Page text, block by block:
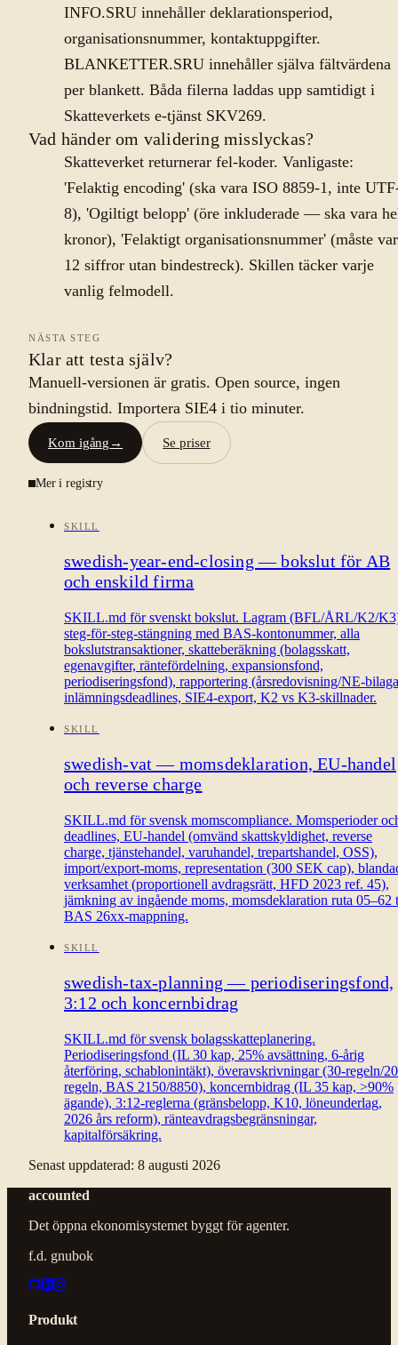
INFO.SRU innehåller deklarationsperiod,
organisationsnummer, kontaktuppgifter.
BLANKETTER.SRU innehåller själva fältvärdena
per blankett. Båda filerna laddas upp samtidigt i
Skatteverkets e-tjänst SKV269.
Vad händer om validering misslyckas?
Skatteverket returnerar fel-koder. Vanligaste:
'Felaktig encoding' (ska vara ISO 8859-1, inte
8), 'Ogiltigt belopp' (öre inkluderade — ska vara
kronor), 'Felaktigt organisationsnummer' (måste
12 siffror utan bindestreck). Skillen täcker varje
vanlig felmodell.
NÄSTA STEG
Klar att testa själv?
Manuell-versionen är gratis. Open source, ingen
bindningstid. Importera SIE4 i tio minuter.
Kom igång → Se priser
Mer i registry
SKILL
swedish-year-end-closing — bokslut för AB
och enskild firma
SKILL.md för svenskt bokslut. Lagram (BFL/ÅRL/K2/
steg-för-steg-stängning med BAS-kontonummer, alla
bokslutstransaktioner, skatteberäkning (bolagsskatt,
egenavgifter, räntefördelning, expansionsfond,
periodiseringsfond), rapportering (årsredovisning/NE-
inlämningsdeadlines, SIE4-export, K2 vs K3-skillnader.
SKILL
swedish-vat — momsdeklaration, EU-handel
och reverse charge
SKILL.md för svensk momscompliance. Momsperioder
deadlines, EU-handel (omvänd skattskyldighet, reverse
charge, tjänstehandel, varuhandel, trepartshandel, OSS),
import/export-moms, representation (300 SEK cap),
verksamhet (proportionell avdragsrätt, HFD 2023 ref. 45),
jämkning av ingående moms, momsdeklaration ruta 05–62
BAS 26xx-mappning.
SKILL
swedish-tax-planning — periodiseringsfond,
3:12 och koncernbidrag
SKILL.md för svensk bolagsskatteplanering.
Periodiseringsfond (IL 30 kap, 25% avsättning, 6-årig
återföring, schablonintäkt), överavskrivningar (30-regeln/
regeln, BAS 2150/8850), koncernbidrag (IL 35 kap, >90%
ägande), 3:12-reglerna (gränsbelopp, K10, löneunderlag,
2026 års reform), ränteavdragsbegränsningar,
kapitalförsäkring.
Senast uppdaterad: 8 augusti 2026
accounted
Det öppna ekonomisystemet byggt för agenter.
f.d. gnubok
Produkt